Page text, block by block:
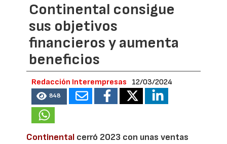
Continental consigue
sus objetivos
financieros y aumenta
beneficios
Redacción Interempresas 12/03/2024
848
Continental cerró 2023 con unas ventas